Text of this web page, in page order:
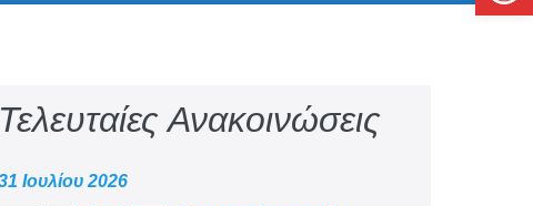
Τελευταίες Ανακοινώσεις
Ιουλίου 2026